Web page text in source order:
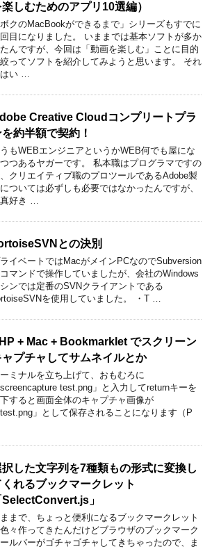
楽しむためのアプリ10選編）
ボクのMacBookができるまで」シリーズもすでに
回目になりました。 いままでは基本ソフトが多か
んですが、今回は「動画を楽しむ」ことに目的
ってソフトを紹介してみようと思います。 それ
い …
Creative Cloudコンプリートプラ
を約半額で契約！
もWEBエンジニアというかWEB何でも屋にな
つあるヤガーです。 私本職はプログラマですの
クリエイティブ職のプロツールであるAdobe製
ついては必ずしも必要ではなかったんですが、
好き …
との決別
イベートではMacがメインPCなのでSubversion
マンドで操作していましたが、会社のWindows
ンでは定番のSVNクライアントである
を使用していました。 ・T …
+ Mac + Bookmarklet でスクリーン
ャプチャしてサムネイルとか
ミナルを立ち上げて、おもむろに
screencapture test.png」と入力してreturnキーを
すると画面全体のキャプチャ画像が
test.png」として保存されることになります（P
択した文字列を7種類もの形式に変換し
れるブックマークレット
SelectConvert.js」
まで、ちょっと便利になるブックマークレット
々作ってきたんだけどブラウザのブックマーク
ルバーがゴチャゴチャしてきちゃったので、ま